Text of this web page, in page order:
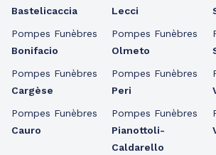
Bastelicaccia
Pompes Funèbres
Bonifacio
Pompes Funèbres
Cargèse
Pompes Funèbres
Cauro
Lecci
Pompes Funèbres
Olmeto
Pompes Funèbres
Peri
Pompes Funèbres
Pianottoli-
Caldarello